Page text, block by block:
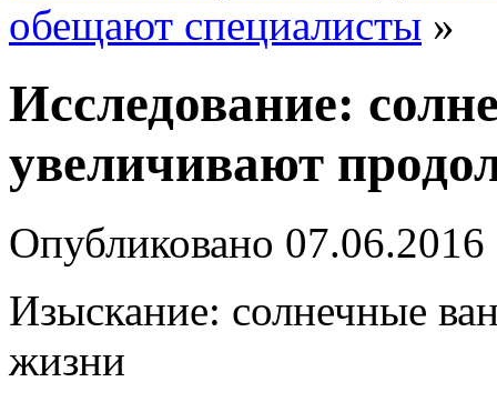
обещают специалисты »
Исследование:
увеличивают
Опубликовано 07.06.2016
Изыскание: солнечные
жизни